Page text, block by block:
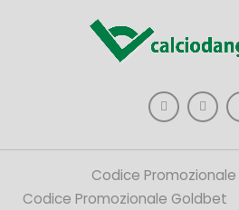
Codice
Codice Promozionale Goldbet